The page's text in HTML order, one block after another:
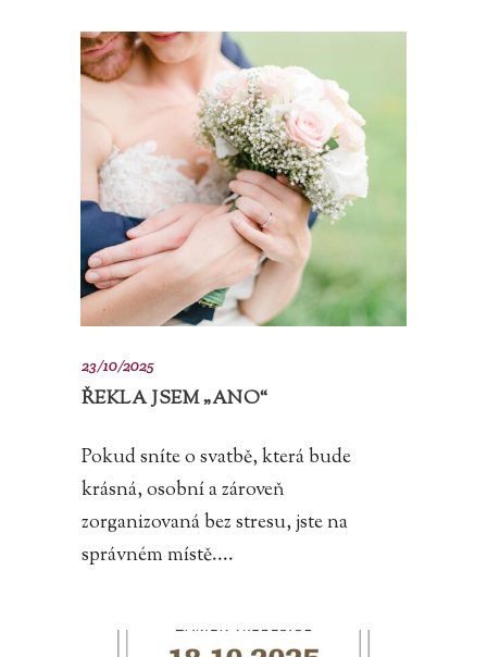
23/10/2025
ŘEKLA JSEM „ANO“
Pokud sníte o svatbě, která bude
krásná, osobní a zároveň
zorganizovaná bez stresu, jste na
správném místě....